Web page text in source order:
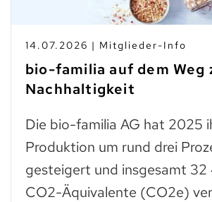
10.07.2026 | Branchen-News
Taste Not Waste: Food
zum Teller
Trockenes Brot ist fast
wie frisches. Man muss
was man daraus zubereiten
Paniermehl verarbeitet,